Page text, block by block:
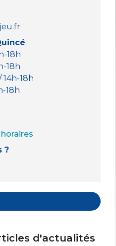
18h
18h
18h
18h
?
d'actualités